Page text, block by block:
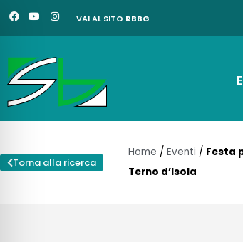
VaiF
a
c
o
o
k
Y
o
u
b
e
I
n
s
g
a
VAI AL SITO RBBG
Torna alla ricerca
Home / Eventi / Festa
Terno d’Isola